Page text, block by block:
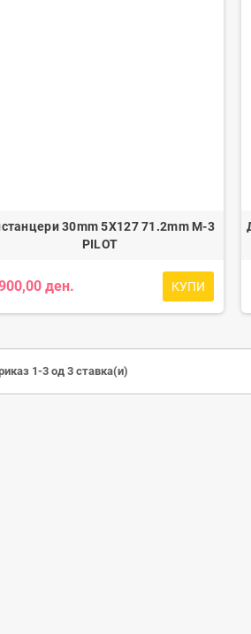
30mm 5X127 71.2mm M-3
PILOT
ден. КУПИ
1-3 од 3 ставка(и)